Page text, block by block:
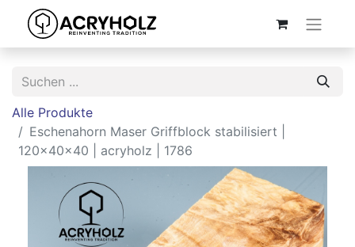
Alle Produkte
Eschenahorn Maser Griffblock stabilisiert |
120x40x40 | acryholz | 1786